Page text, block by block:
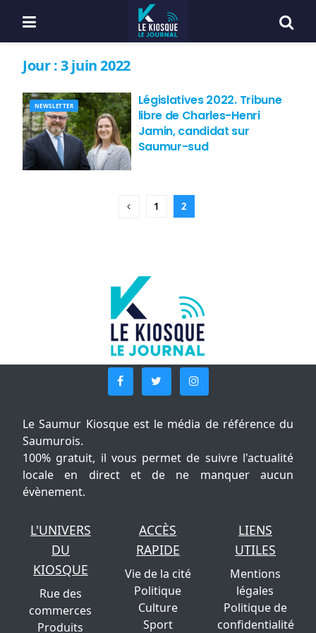
Jour :3 juin 2022
NEWSLETTER
Législatives 2022. Tribune
libre de Charles-Henri
Jamin, candidat sur
Saumur-sud
1 2
Le Saumur Kiosque est le média de référence du
Saumurois.
100% gratuit, il vous permet de suivre l'actualité
locale en direct et de ne manquer aucun
évènement.
L'UNIVERS
DU
KIOSQUE
Rue des
commerces
Produits
ACCÈS
RAPIDE
Vie de la cité
Politique
Culture
Sport
LIENS
UTILES
Mentions
légales
Politique de
confidentialité